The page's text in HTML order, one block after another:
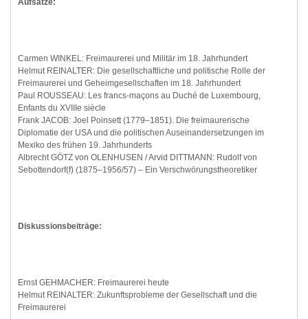
Aufsätze:
Carmen WINKEL: Freimaurerei und Militär im 18. Jahrhundert
Helmut REINALTER: Die gesellschaftliche und politische Rolle der
Freimaurerei und Geheimgesellschaften im 18. Jahrhundert
Paul ROUSSEAU: Les francs-maçons au Duché de Luxembourg,
Enfants du XVIIIe siècle
Frank JACOB: Joel Poinsett (1779–1851). Die freimaurerische
Diplomatie der USA und die politischen Auseinandersetzungen im
Mexiko des frühen 19. Jahrhunderts
Albrecht GÖTZ von OLENHUSEN / Arvid DITTMANN: Rudolf von
Sebottendorf(f) (1875–1956/57) – Ein Verschwörungstheoretiker
Diskussionsbeiträge:
Ernst GEHMACHER: Freimaurerei heute
Helmut REINALTER: Zukunftsprobleme der Gesellschaft und die
Freimaurerei